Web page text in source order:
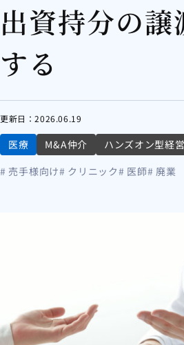
出資持分の譲
する
更新日：2026.06.19
医療 M&A仲介
ハンズオン型経
# 売手様向け# クリニック# 医師# 廃業